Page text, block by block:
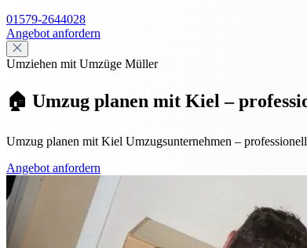
01579-2644028
Angebot anfordern
Umziehen mit Umzüge Müller
🏠 Umzug planen mit Kiel –
Umzug planen mit Kiel Umzugsunternehmen –
Angebot anfordern